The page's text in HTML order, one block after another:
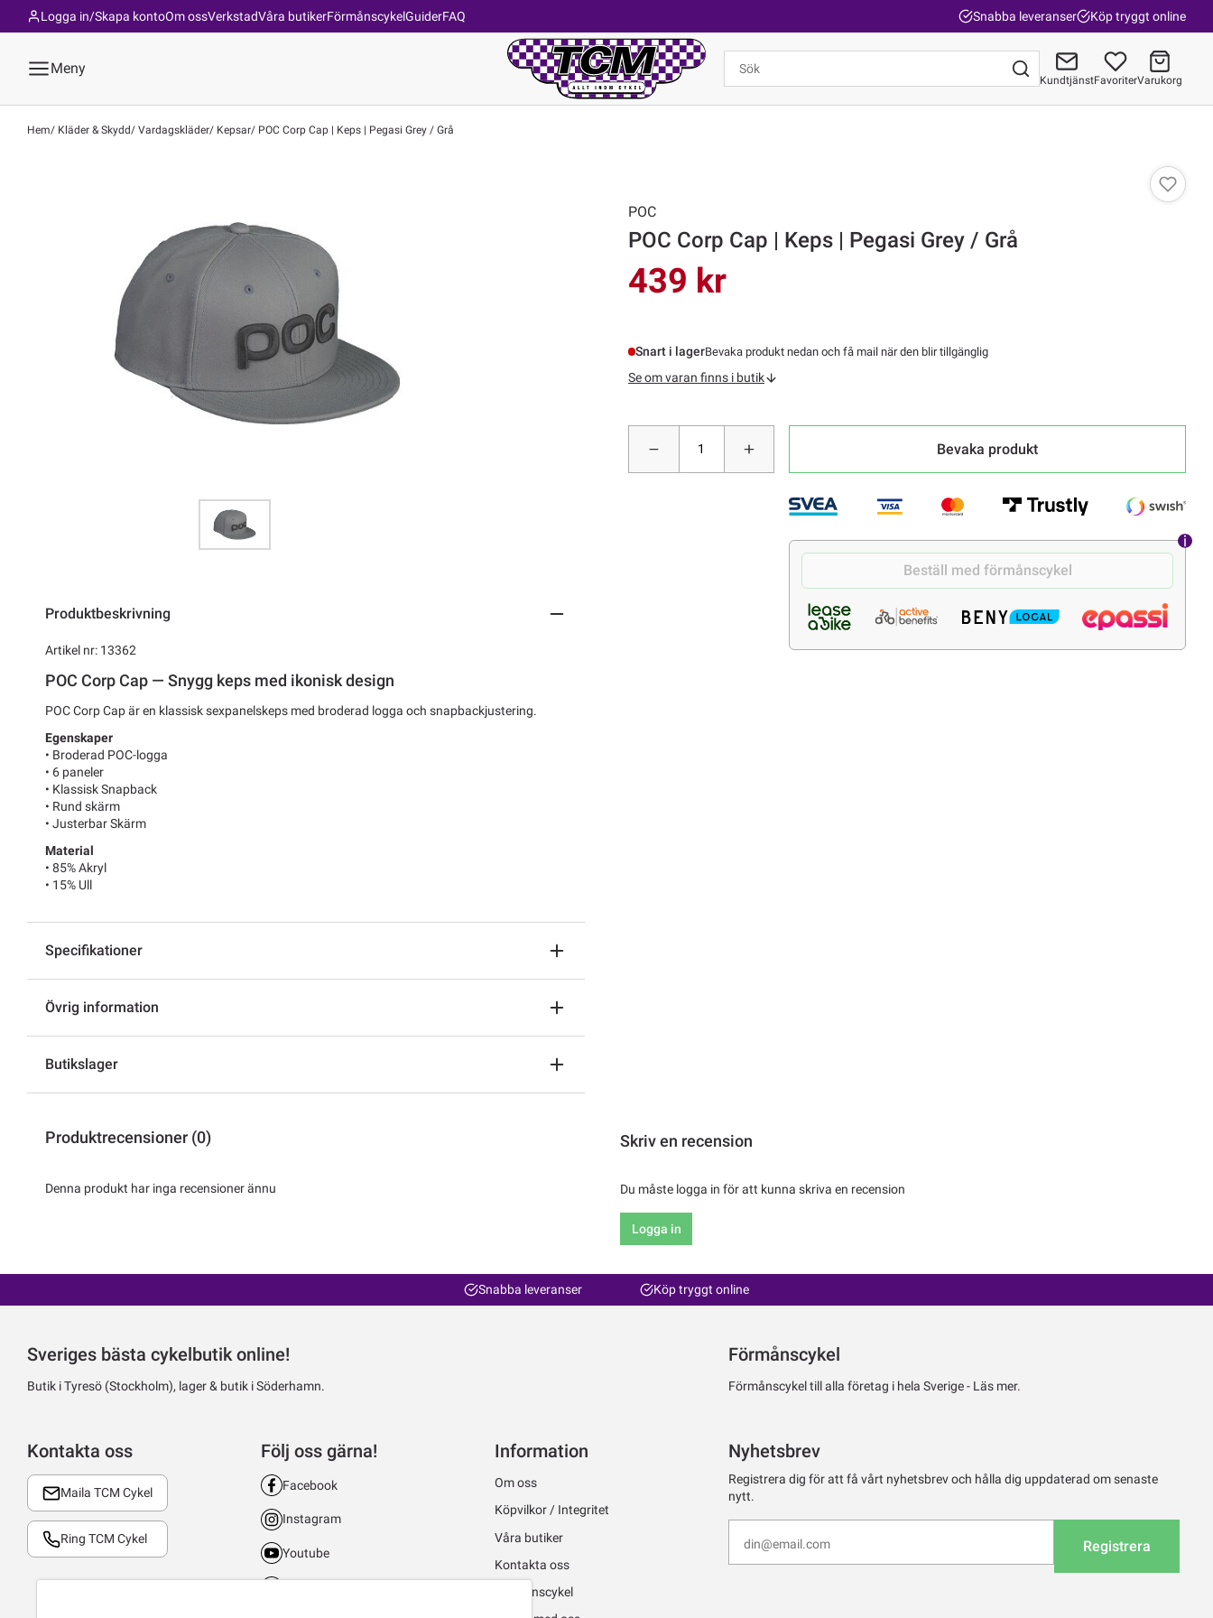
Om ossVerkstadVåra butikerFörmånscykelGuiderFAQ
Logga in/Skapa konto Snabba leveranser Köp tryggt online
Meny
KundtjänstFavoriterVarukorg
Hem Kläder & Skydd Vardagskläder Kepsar POC Corp Cap | Keps | Pegasi Grey / Grå
Produktbeskrivning
Artikel nr: 13362
POC Corp Cap — Snygg keps med ikonisk design
POC Corp Cap är en klassisk sexpanelskeps med broderad logga och snapbackjustering.
Egenskaper
• Broderad POC-logga
• 6 paneler
• Klassisk Snapback
• Rund skärm
• Justerbar Skärm
Material
• 85% Akryl
• 15% Ull
Specifikationer
Övrig information
Butikslager
POC
POC Corp Cap | Keps | Pegasi Grey / Grå
439 kr
Snart i lagerBevaka produkt nedan och få mail när den blir tillgänglig
Se om varan finns i butik
Bevaka produkt
Beställ med förmånscykel
Produktrecensioner (0)
Denna produkt har inga recensioner ännu
Skriv en recension
Du måste logga in för att kunna skriva en recension
Logga in
Snabba leveranser Köp tryggt online
Sveriges bästa cykelbutik online!
Butik i Tyresö (Stockholm), lager & butik i Söderhamn.
Förmånscykel
Förmånscykel till alla företag i hela Sverige - Läs mer.
Kontakta oss
Maila TCM Cykel
Ring TCM Cykel
Följ oss gärna!
Facebook
Instagram
Youtube
Information
Om oss
Köpvilkor / Integritet
Våra butiker
Kontakta oss
Förmånscykel
Nyhetsbrev
Registrera dig för att få vårt nyhetsbrev och hålla dig uppdaterad om senaste
nytt.
Registrera